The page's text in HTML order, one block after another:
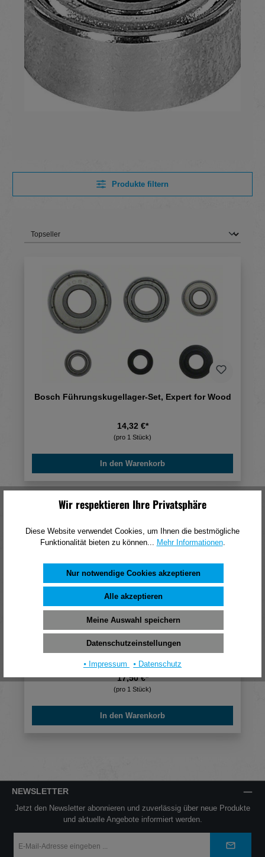
Produkte filtern
Bosch Führungskugellager-Set, Expert for Wood
14,32 €*
(pro 1 Stück)
In den Warenkorb
Bosch Schaft für Scheibenfräse mit
Führungskugellager, 8 mm, D 22 mm, G 60,3 mm
17,50 €*
(pro 1 Stück)
In den Warenkorb
NEWSLETTER
Jetzt den Newsletter abonnieren und zuverlässig über neue Produkte
und aktuelle Angebote informiert werden.
Mail-
Wir respektieren Ihre Privatsphäre
Diese Website verwendet Cookies, um Ihnen die bestmögliche
Funktionalität bieten zu können... Mehr Informationen.
Nur notwendige Cookies akzeptieren
Alle akzeptieren
Meine Auswahl speichern
Datenschutzeinstellungen
⦁ Impressum ⦁ Datenschutz